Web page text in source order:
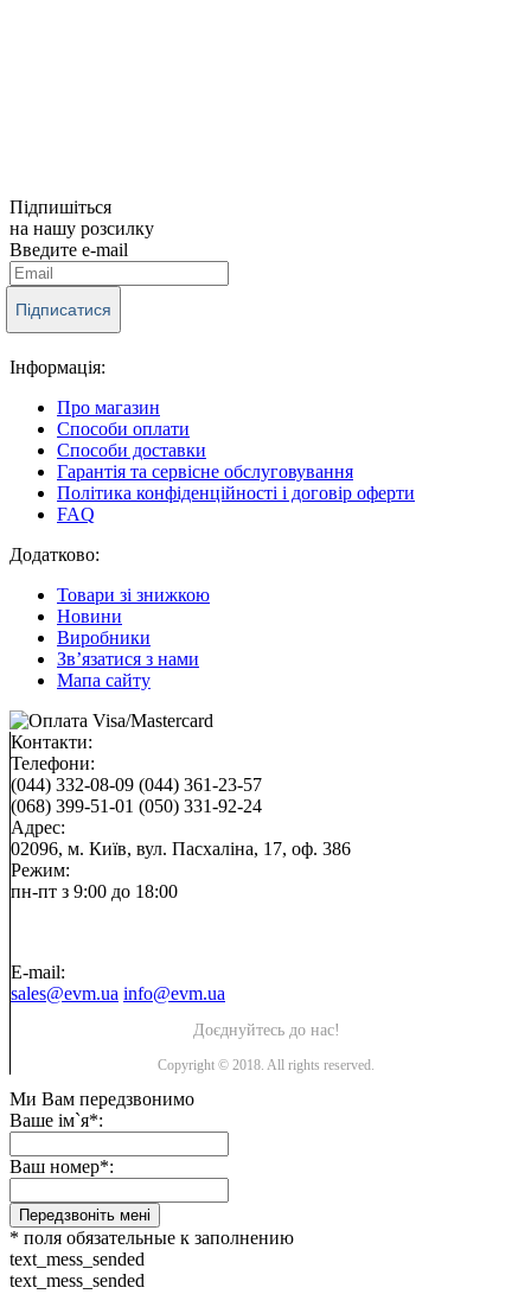
Підпишіться
на нашу розсилку
Введите e-mail
Підписатися
Інформація:
Про магазин
Способи оплати
Способи доставки
Гарантія та сервісне обслуговування
Політика конфіденційності і договір оферти
FAQ
Додатково:
Товари зі знижкою
Новини
Виробники
Зв’язатися з нами
Мапа сайту
Контакти:
Телефони:
(044) 332-08-09 (044) 361-23-57
(068) 399-51-01 (050) 331-92-24
Адрес:
02096, м. Київ, вул. Пасхаліна, 17, оф. 386
Режим:
пн-пт з 9:00 до 18:00
E-mail:
sales@evm.ua info@evm.ua
Доєднуйтесь до нас!
Copyright © 2018. All rights reserved.
Ми Вам передзвонимо
Ваше ім`я*:
Ваш номер*:
Передзвоніть мені
* поля обязательные к заполнению
text_mess_sended
text_mess_sended